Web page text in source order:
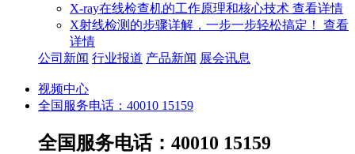
X-ray在线检查机的工作原理和核心技术 查看详情
X射线检测的步骤详解，一步一步轻松搞定！ 查看
详情
公司新闻 行业报道 产品新闻 展会讯息
视频中心
全国服务电话：40010 15159
全国服务电话：40010 15159